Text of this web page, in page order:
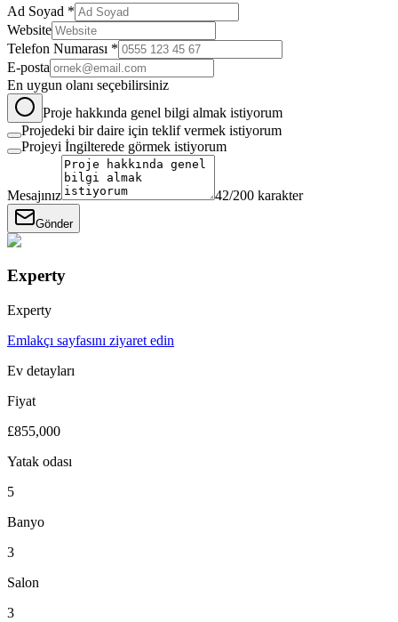
Ad Soyad *
Website
Telefon Numarası *
E-posta
En uygun olanı seçebilirsiniz
Proje hakkında genel bilgi almak istiyorum
Projedeki bir daire için teklif vermek istiyorum
Projeyi İngilterede görmek istiyorum
Mesajınız 42/200 karakter
Gönder
Experty
Experty
Emlakçı sayfasını ziyaret edin
Ev detayları
Fiyat
£855,000
Yatak odası
5
Banyo
3
Salon
3